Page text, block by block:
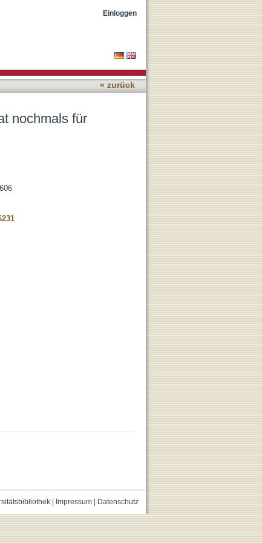
Einloggen
« zurück
nochmals für
| Impressum| Datenschutz